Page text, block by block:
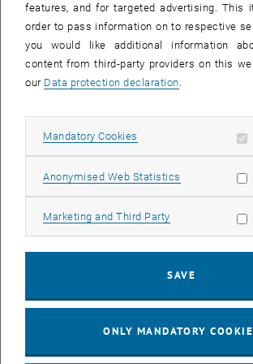
The images for this item are only visible after
Zeit: Mittwoch, 9. Mai 2007, 16:00 Uhr
Ort: TU Freihaus, Hörsaal 1 (4., Wiedner
Es diskutieren:
Daniel Scheikl (GRAS)
Philipp Weingartshofer (LSF)
Patrick Jaritz (KSV-Lili)
Phillip Schrangl (RFS)
Alexander Wolf (SoS)
Kandidaten für Publikumsfragen zur Verfügung.
features, and for targeted advertising. This
order to pass information on to respective
you would like additional information
content from third-party providers on this
our Data protection declaration
Mandatory Cookies Allow mandatory
Anonymised Web Statistics Allow statistic
Marketing and Third Party Allow marketing
SAVE
ONLY MANDATORY